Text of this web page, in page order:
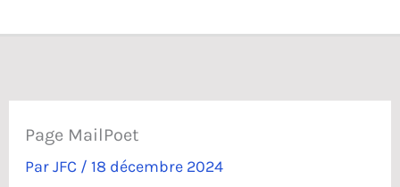
Page MailPoet
ParJFC / 18 décembre 2024